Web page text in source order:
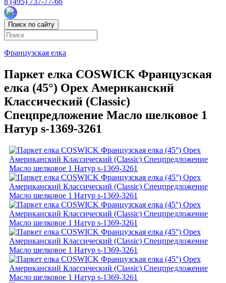
Поиск по сайту
Французская елка
Паркет елка COSWICK Французская
елка (45°) Орех Американский
Классический (Classic)
Спецпредложение Масло шелковое 1
Натур s-1369-3261